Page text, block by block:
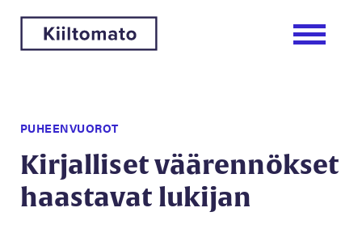
PUHEENVUOROT
Kirjalliset väärennökset
haastavat lukijan